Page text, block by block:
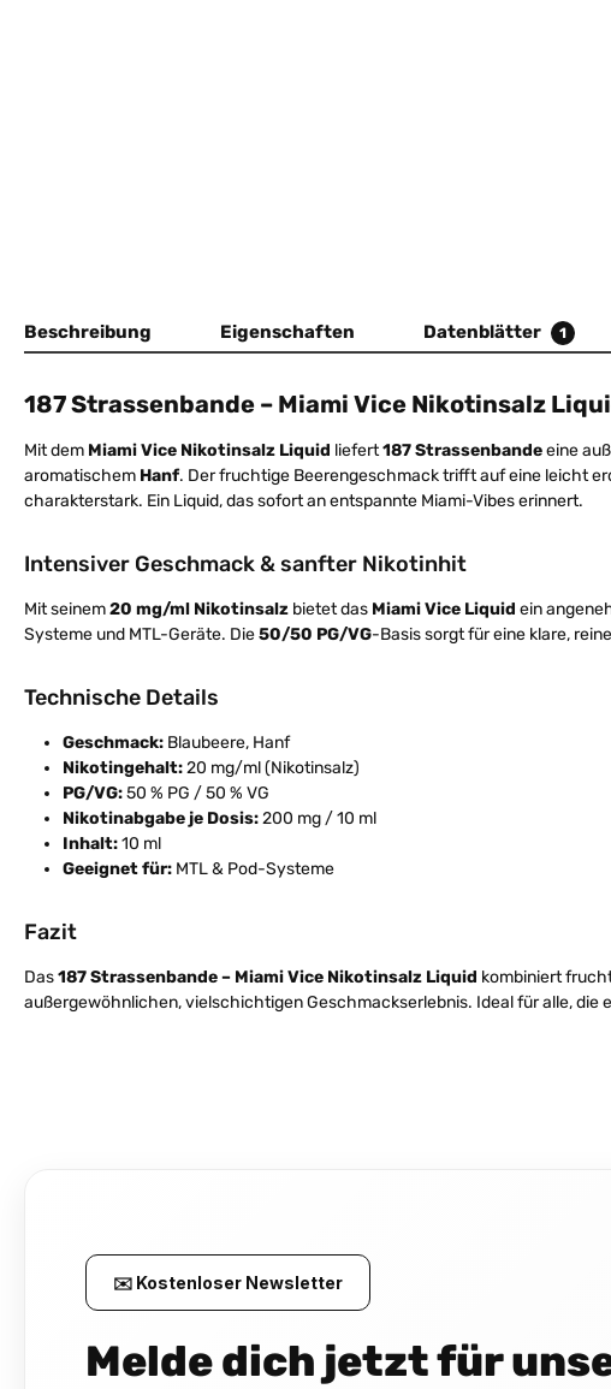
Beschreibung Eigenschaften Datenblätter 1
187 Strassenbande – Miami Vice Nikotinsalz
Mit dem Miami Vice Nikotinsalz Liquid liefert187 Strassenbandeeine
aromatischem Hanf. Der fruchtige Beerengeschmack trifft auf eine leicht
charakterstark. Ein Liquid, das sofort an entspannte Miami-Vibes erinnert.
Intensiver Geschmack & sanfter Nikotinhit
Mit seinem20 mg/ml Nikotinsalz bietet das Miami Vice Liquid ein
Systeme und MTL-Geräte. Die50/50 PG/VG-Basis sorgt für eine klare,
Technische Details
Geschmack: Blaubeere, Hanf
Nikotingehalt:20 mg/ml (Nikotinsalz)
PG/VG:50 % PG / 50 % VG
Nikotinabgabe je Dosis:200 mg / 10 ml
Inhalt:10 ml
Geeignet für: MTL & Pod-Systeme
Fazit
Das187 Strassenbande – Miami Vice Nikotinsalz Liquid kombiniert
außergewöhnlichen, vielschichtigen Geschmackserlebnis. Ideal für alle,
✉️ Kostenloser Newsletter
Melde dich jetzt für